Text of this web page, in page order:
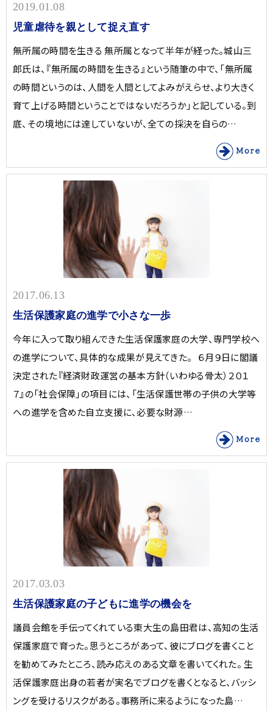
2019.01.08
児童虐待を親として捉え直す
無所属の時間を生きる 無所属となって半年が経った。城山三
郎氏は、『無所属の時間を生きる』という随筆の中で、「無所属
の時間というのは、人間を人間としてよみがえらせ、より大きく
育て上げる時間ということではないだろうか」と記している。到
底、その境地には達していないが、全ての採決を自らの…
2017.06.13
生活保護家庭の進学で小さな一歩
今年に入って取り組んできた生活保護家庭の大学、専門学校へ
の進学について、具体的な成果が見えてきた。 ６月９日に閣議
決定された『経済財政運営の基本方針（いわゆる骨太）２０１
７』の「社会保障」の項目には、「生活保護世帯の子供の大学等
への進学を含めた自立支援に、必要な財源…
2017.03.03
生活保護家庭の子どもに進学の機会を
議員会館を手伝ってくれている東大生の島田君は、高知の生活
保護家庭で育った。思うところがあって、彼にブログを書くこと
を勧めてみたところ、読み応えのある文章を書いてくれた。 生
活保護家庭出身の若者が実名でブログを書くとなると、バッシ
ングを受けるリスクがある。事務所に来るようになった島…